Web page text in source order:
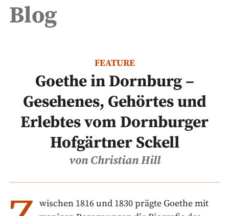
Blog
FEATURE
Goethe in Dornburg –
Gesehenes, Gehörtes und
Erlebtes vom Dornburger
Hofgärtner Sckell
von Christian Hill
wischen 1816 und 1830 prägte Goethe mit